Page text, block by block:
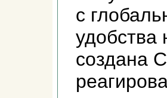
с
удобства
создана